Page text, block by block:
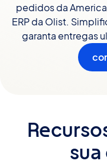
pedidos da
ERP da Olist.
garanta entregas